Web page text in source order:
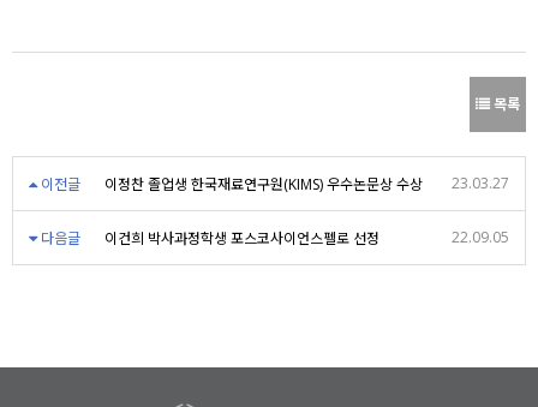
목록
이전글 이정찬 졸업생 한국재료연구원(KIMS) 우수논문상 수상 23.03.27
다음글 이건희 박사과정학생 포스코사이언스펠로 선정 22.09.05